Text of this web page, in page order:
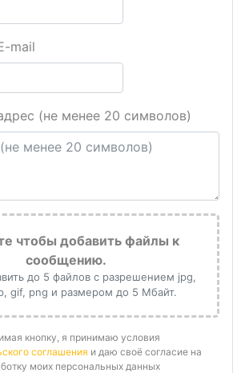
mail
(не менее 20 символов)
чтобы добавить файлы к
сообщению.
до 5 файлов с разрешением jpg,
gif, png и размером до 5 Мбайт.
кнопку, я принимаю условия
соглашения и даю своё согласие на
моих персональных данных